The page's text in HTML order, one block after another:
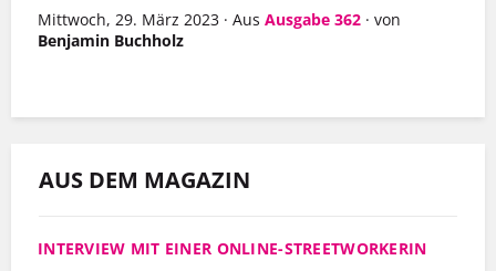
Mittwoch, 29. März 2023 · Aus Ausgabe 362 · von
Benjamin Buchholz
AUS DEM MAGAZIN
INTERVIEW MIT EINER ONLINE-STREETWORKERIN